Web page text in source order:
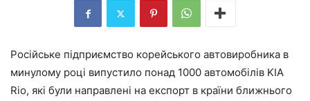
Російське підприємство корейського автовиробника в
минулому році випустило понад 1000 автомобілів KIA
Rio, які були направлені на експорт в країни ближнього